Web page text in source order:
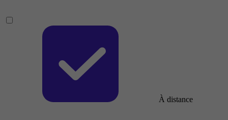
À distance